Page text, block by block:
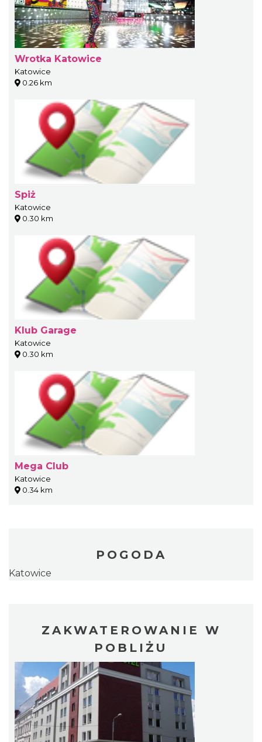
Wrotka Katowice
Katowice
0.26 km
Spiż
Katowice
0.30 km
Klub Garage
Katowice
0.30 km
Mega Club
Katowice
0.34 km
POGODA
Katowice
ZAKWATEROWANIE W
POBLIŻU